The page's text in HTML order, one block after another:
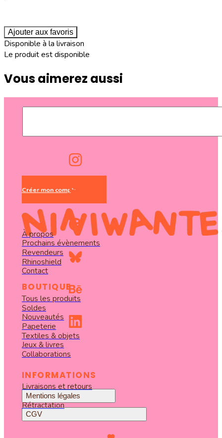
Ajouter aux favoris
Disponible à la livraison
Le produit est disponible
Vous aimerez aussi
BOUTIQUE
INFORMATIONS
À propos
Tous les produits
Prochains évènements
Soldes
Revendeurs
Nouveautés
Mentions légales
Livraisons et retours
Créer mon compte
Papeterie
CGV
Rétractation
Contact
Rhinoshield
Textiles & objets
Jeux & livres
Collaborations